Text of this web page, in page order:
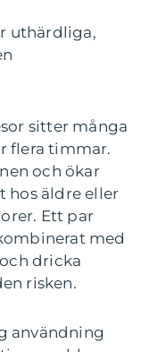
uthärdliga,
sitter många
flera timmar.
och ökar
hos äldre eller
Ett par
med
dricka
risken.
användning